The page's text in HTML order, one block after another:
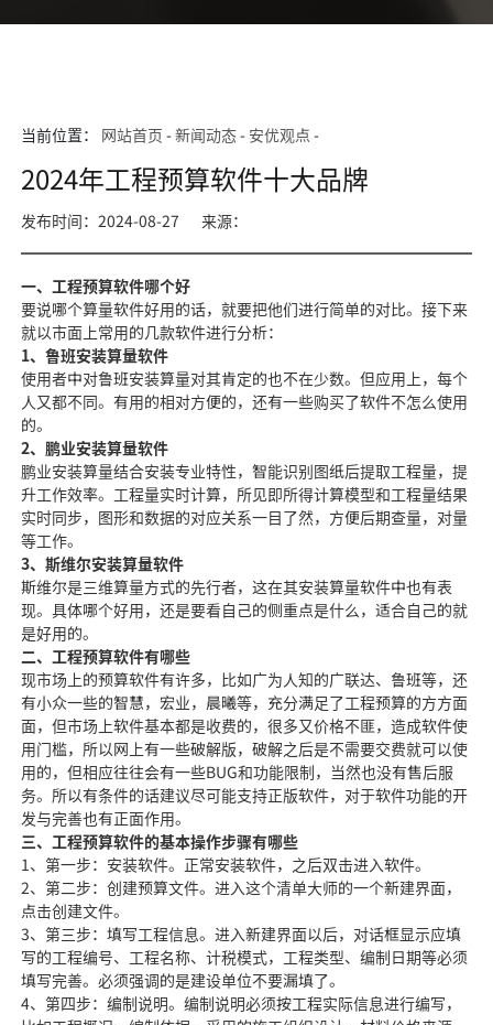
当前位置： 网站首页 -新闻动态- 安优观点 -
2024年工程预算软件十大品牌
发布时间：2024-08-27 来源：
一、工程预算软件哪个好
要说哪个算量软件好用的话，就要把他们进行简单的对比。接下来
就以市面上常用的几款软件进行分析：
1、鲁班安装算量软件
使用者中对鲁班安装算量对其肯定的也不在少数。但应用上，每个
人又都不同。有用的相对方便的，还有一些购买了软件不怎么使用
的。
2、鹏业安装算量软件
鹏业安装算量结合安装专业特性，智能识别图纸后提取工程量，提
升工作效率。工程量实时计算，所见即所得计算模型和工程量结果
实时同步，图形和数据的对应关系一目了然，方便后期查量，对量
等工作。
3、斯维尔安装算量软件
斯维尔是三维算量方式的先行者，这在其安装算量软件中也有表
现。具体哪个好用，还是要看自己的侧重点是什么，适合自己的就
是好用的。
二、工程预算软件有哪些
现市场上的预算软件有许多，比如广为人知的广联达、鲁班等，还
有小众一些的智慧，宏业，晨曦等，充分满足了工程预算的方方面
面，但市场上软件基本都是收费的，很多又价格不匪，造成软件使
用门槛，所以网上有一些破解版，破解之后是不需要交费就可以使
用的，但相应往往会有一些BUG和功能限制，当然也没有售后服
务。所以有条件的话建议尽可能支持正版软件，对于软件功能的开
发与完善也有正面作用。
三、工程预算软件的基本操作步骤有哪些
1、第一步：安装软件。正常安装软件，之后双击进入软件。
2、第二步：创建预算文件。进入这个清单大师的一个新建界面，
点击创建文件。
3、第三步：填写工程信息。进入新建界面以后，对话框显示应填
写的工程编号、工程名称、计税模式，工程类型、编制日期等必须
填写完善。必须强调的是建设单位不要漏填了。
4、第四步：编制说明。编制说明必须按工程实际信息进行编写，